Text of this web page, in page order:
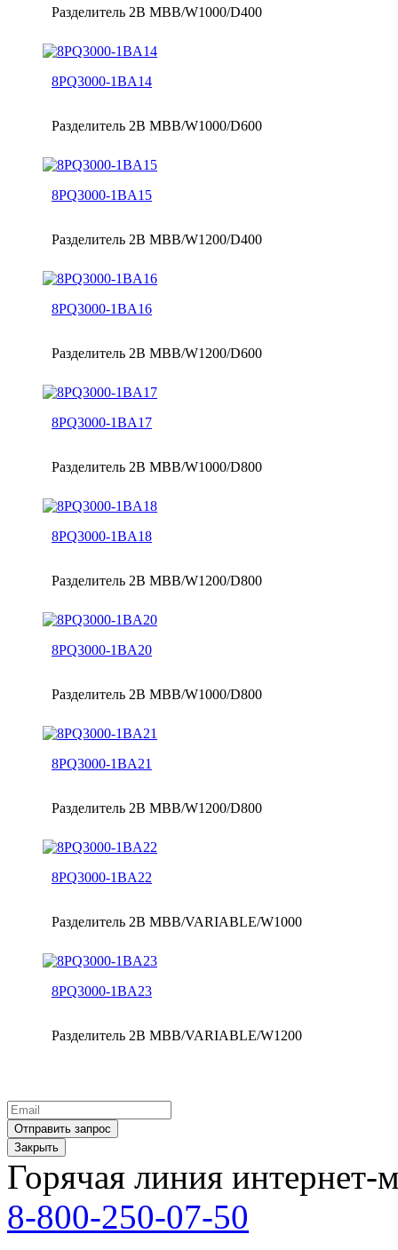
Разделитель 2B MBB/W1000/D400
8PQ3000-1BA14
Разделитель 2B MBB/W1000/D600
8PQ3000-1BA15
Разделитель 2B MBB/W1200/D400
8PQ3000-1BA16
Разделитель 2B MBB/W1200/D600
8PQ3000-1BA17
Разделитель 2B MBB/W1000/D800
8PQ3000-1BA18
Разделитель 2B MBB/W1200/D800
8PQ3000-1BA20
Разделитель 2B MBB/W1000/D800
8PQ3000-1BA21
Разделитель 2B MBB/W1200/D800
8PQ3000-1BA22
Разделитель 2B MBB/VARIABLE/W1000
8PQ3000-1BA23
Разделитель 2B MBB/VARIABLE/W1200
Закрыть
Горячая линия интернет-
8-800-250-07-50